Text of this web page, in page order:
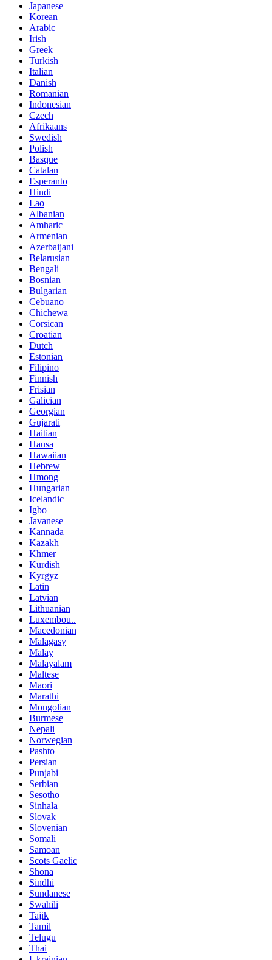
Japanese
Korean
Arabic
Irish
Greek
Turkish
Italian
Danish
Romanian
Indonesian
Czech
Afrikaans
Swedish
Polish
Basque
Catalan
Esperanto
Hindi
Lao
Albanian
Amharic
Armenian
Azerbaijani
Belarusian
Bengali
Bosnian
Bulgarian
Cebuano
Chichewa
Corsican
Croatian
Dutch
Estonian
Filipino
Finnish
Frisian
Galician
Georgian
Gujarati
Haitian
Hausa
Hawaiian
Hebrew
Hmong
Hungarian
Icelandic
Igbo
Javanese
Kannada
Kazakh
Khmer
Kurdish
Kyrgyz
Latin
Latvian
Lithuanian
Luxembou..
Macedonian
Malagasy
Malay
Malayalam
Maltese
Maori
Marathi
Mongolian
Burmese
Nepali
Norwegian
Pashto
Persian
Punjabi
Serbian
Sesotho
Sinhala
Slovak
Slovenian
Somali
Samoan
Scots Gaelic
Shona
Sindhi
Sundanese
Swahili
Tajik
Tamil
Telugu
Thai